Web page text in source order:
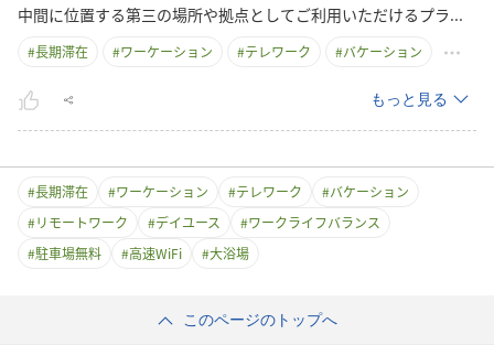
中間に位置する第三の場所や拠点としてご利用いただけるプラ...
#長期滞在 #ワーケーション #テレワーク #バケーション
もっと見る
#長期滞在 #ワーケーション #テレワーク #バケーション
#リモートワーク #デイユース #ワークライフバランス
#駐車場無料 #高速WiFi #大浴場
このページのトップへ